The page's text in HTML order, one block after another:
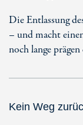
Die Entlassung
– und macht
noch lange
Kein Weg